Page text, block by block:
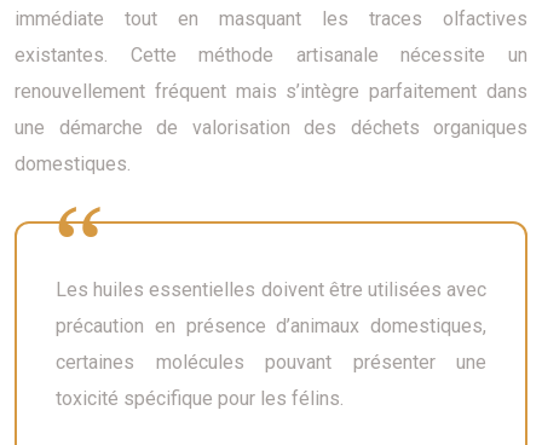
immédiate tout en masquant les traces olfactives
existantes. Cette méthode artisanale nécessite un
renouvellement fréquent mais s’intègre parfaitement dans
une démarche de valorisation des déchets organiques
domestiques.
Les huiles essentielles doivent être utilisées avec
précaution en présence d’animaux domestiques,
certaines molécules pouvant présenter une
toxicité spécifique pour les félins.